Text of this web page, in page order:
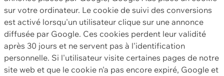
sur votre ordinateur. Le cookie de suivi des conversions
est activé lorsqu'un utilisateur clique sur une annonce
diffusée par Google. Ces cookies perdent leur validité
après 30 jours et ne servent pas à l'identification
personnelle. Si l'utilisateur visite certaines pages de notre
site web et que le cookie n'a pas encore expiré, Google et